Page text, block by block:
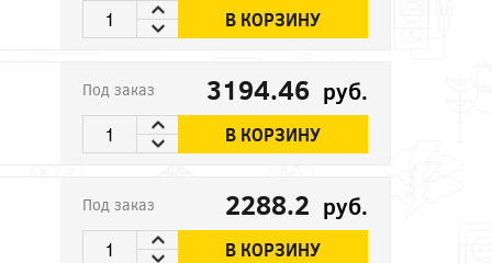
В КОРЗИНУ
Под заказ 3194.46 руб.
В КОРЗИНУ
Под заказ 2288.2 руб.
В КОРЗИНУ